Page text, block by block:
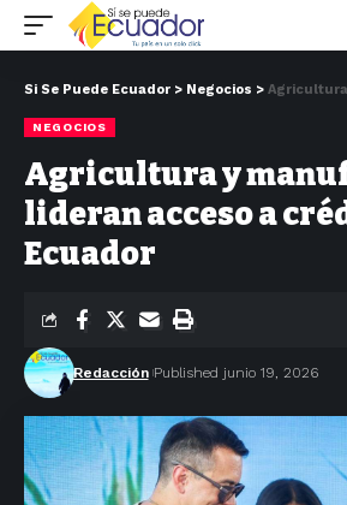
Si Se Puede Ecuador > Negocios > Agricultura y
NEGOCIOS
Agricultura y
lideran acceso a
Ecuador
Redacción Published junio 19, 2026